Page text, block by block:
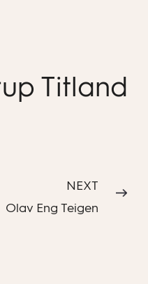
Titland
NEXT
Olav Eng Teigen